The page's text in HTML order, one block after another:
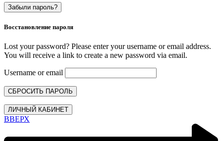
Забыли пароль?
Восстановление пароля
Lost your password? Please enter your username or email address.
You will receive a link to create a new password via email.
Username or email
СБРОСИТЬ ПАРОЛЬ
ЛИЧНЫЙ КАБИНЕТ
ВВЕРХ